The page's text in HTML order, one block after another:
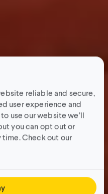
reliable and secure,
user experience and
use our website we’ll
you can opt out or
time. Check out our